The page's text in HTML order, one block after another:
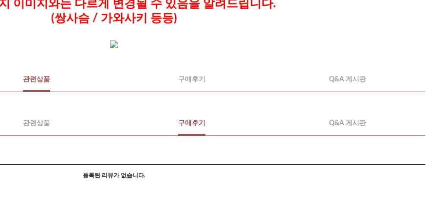
이미지와는 다르게
변경될 수 있음을 알려드립니다.
(쌍사슴 / 가와사키 등등)
관련상품 구매후기 Q&A 게시판
관련상품 구매후기 Q&A 게시판
등록된 리뷰가 없습니다.